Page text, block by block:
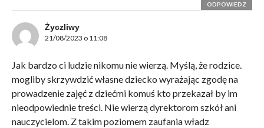
ODPOWIEDZ
Życzliwy
21/08/2023 o 11:08
Jak bardzo ci ludzie nikomu nie wierzą. Myślą, że rodzice.
mogliby skrzywdzić własne dziecko wyrażając zgodę na
prowadzenie zajęć z dziećmi komuś kto przekazał by im
nieodpowiednie treści. Nie wierzą dyrektorom szkół ani
nauczycielom. Z takim poziomem zaufania władz